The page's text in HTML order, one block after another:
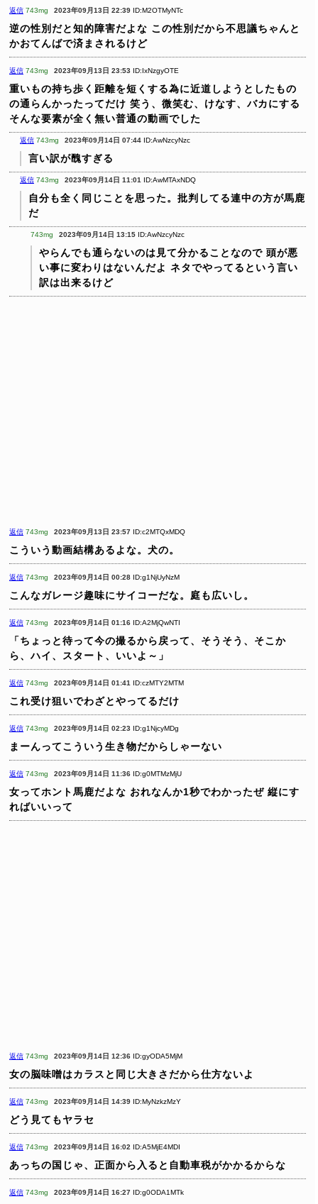
返信 743mg 2023年09月13日 22:39 ID:M2OTMyNTc
逆の性別だと知的障害だよな この性別だから不思議ちゃんと
かおてんばで済まされるけど
返信 743mg 2023年09月13日 23:53 ID:IxNzgyOTE
重いもの持ち歩く距離を短くする為に近道しようとしたもの
の通らんかったってだけ 笑う、微笑む、けなす、バカにする
そんな要素が全く無い普通の動画でした
返信 743mg 2023年09月14日 07:44 ID:AwNzcyNzc
言い訳が醜すぎる
返信 743mg 2023年09月14日 11:01 ID:AwMTAxNDQ
自分も全く同じことを思った。批判してる連中の方が馬鹿
だ
743mg 2023年09月14日 13:15 ID:AwNzcyNzc
やらんでも通らないのは見て分かることなので 頭が悪
い事に変わりはないんだよ ネタでやってるという言い
訳は出来るけど
返信 743mg 2023年09月13日 23:57 ID:c2MTQxMDQ
こういう動画結構あるよな。犬の。
返信 743mg 2023年09月14日 00:28 ID:g1NjUyNzM
こんなガレージ趣味にサイコーだな。庭も広いし。
返信 743mg 2023年09月14日 01:16 ID:A2MjQwNTI
「ちょっと待って今の撮るから戻って、そうそう、そこか
ら、ハイ、スタート、いいよ～」
返信 743mg 2023年09月14日 01:41 ID:czMTY2MTM
これ受け狙いでわざとやってるだけ
返信 743mg 2023年09月14日 02:23 ID:g1NjcyMDg
まーんってこういう生き物だからしゃーない
返信 743mg 2023年09月14日 11:36 ID:g0MTMzMjU
女ってホント馬鹿だよな おれなんか1秒でわかったぜ 縦にす
ればいいって
返信 743mg 2023年09月14日 12:36 ID:gyODA5MjM
女の脳味噌はカラスと同じ大きさだから仕方ないよ
返信 743mg 2023年09月14日 14:39 ID:MyNzkzMzY
どう見てもヤラセ
返信 743mg 2023年09月14日 16:02 ID:A5MjE4MDI
あっちの国じゃ、正面から入ると自動車税がかかるからな
返信 743mg 2023年09月14日 16:27 ID:g0ODA1MTk